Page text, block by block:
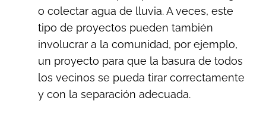
o colectar agua de lluvia. A veces, este
tipo de proyectos pueden también
involucrar a la comunidad, por ejemplo,
un proyecto para que la basura de todos
los vecinos se pueda tirar correctamente
y con la separación adecuada.